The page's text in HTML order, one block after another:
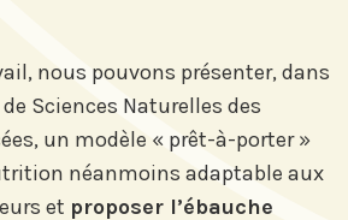
nous pouvons présenter, dans
Sciences Naturelles des
un modèle « prêt-à-porter »
néanmoins adaptable aux
et proposer l’ébauche